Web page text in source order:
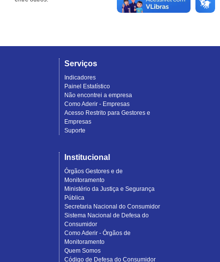
Serviços
Indicadores
Painel Estatístico
Não encontrei a empresa
Como Aderir - Empresas
Acesso Restrito para Gestores e
Empresas
Suporte
Institucional
Órgãos Gestores e de
Monitoramento
Ministério da Justiça e Segurança
Pública
Secretaria Nacional do Consumidor
Sistema Nacional de Defesa do
Consumidor
Como Aderir - Órgãos de
Monitoramento
Quem Somos
Código de Defesa do Consumidor